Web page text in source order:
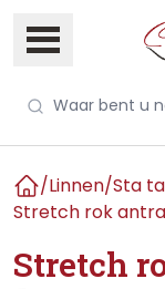
Home
/Linnen/Sta
Stretch rok
Stretch